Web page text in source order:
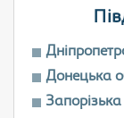
Донецька